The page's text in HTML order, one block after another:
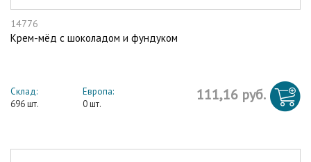
14776
Крем-мёд с шоколадом и фундуком
Склад:
696 шт.
Европа:
0 шт.
111,16 руб.